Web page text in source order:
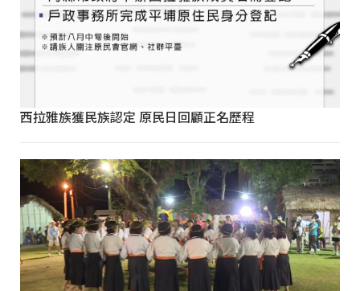
西拉雅族獲民族認定 原民日回顧正名歷程